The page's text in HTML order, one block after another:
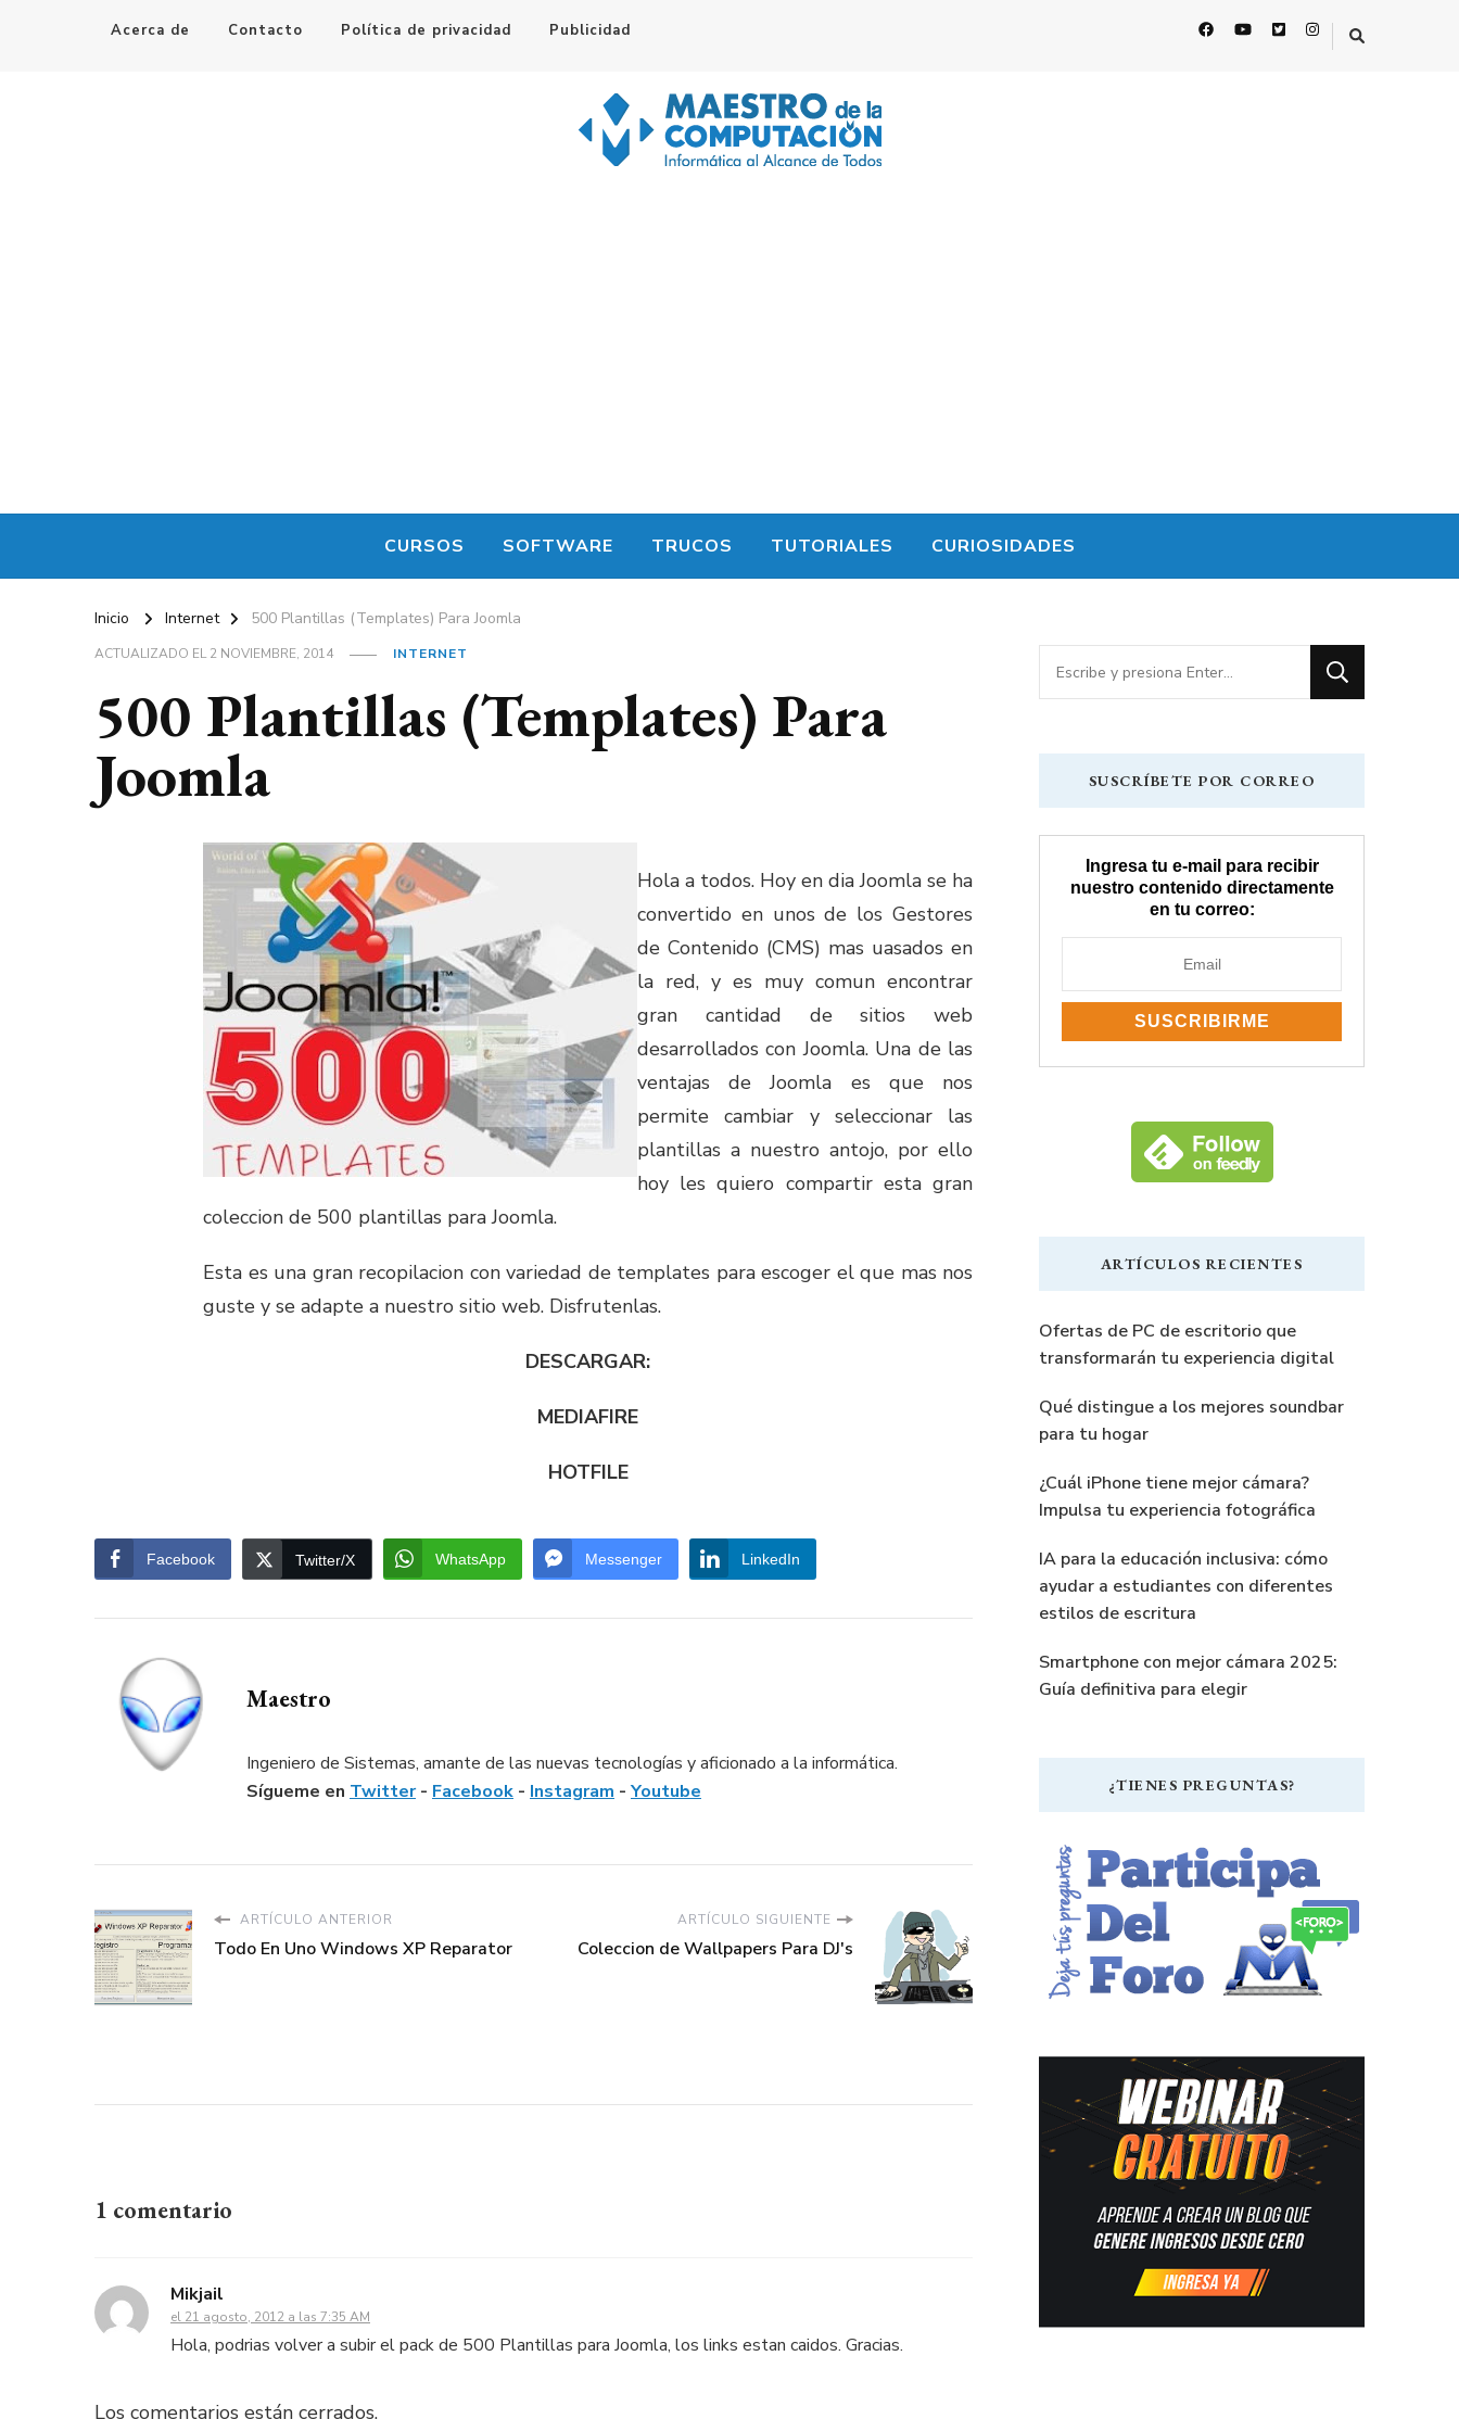
Acerca de Contacto Política de privacidad Publicidad
CURSOS SOFTWARE TRUCOS TUTORIALES CURIOSIDADES
Inicio Internet 500 Plantillas (Templates) Para Joomla
ACTUALIZADO EL2 NOVIEMBRE, 2014 INTERNET
500 Plantillas (Templates) Para
Joomla
Hola a todos. Hoy en dia Joomla se ha
convertido en unos de los Gestores
de Contenido (CMS) mas uasados en
la red, y es muy comun encontrar
gran cantidad de sitios web
desarrollados con Joomla. Una de las
ventajas de Joomla es que nos
permite cambiar y seleccionar las
plantillas a nuestro antojo, por ello
hoy les quiero compartir esta gran
coleccion de 500 plantillas para Joomla.
Esta es una gran recopilacion con variedad de templates para escoger el que mas nos
guste y se adapte a nuestro sitio web. Disfrutenlas.
DESCARGAR:
MEDIAFIRE
HOTFILE
Facebook Twitter/X WhatsApp Messenger LinkedIn
Maestro
Ingeniero de Sistemas, amante de las nuevas tecnologías y aficionado a la informática.
Sígueme en Twitter- Facebook - Instagram - Youtube
ARTÍCULO ANTERIOR
Todo En Uno Windows XP Reparator
ARTÍCULO SIGUIENTE
Coleccion de Wallpapers Para DJ's
1 comentario
Mikjail
el 21 agosto, 2012 a las 7:35 AM
Hola, podrias volver a subir el pack de 500 Plantillas para Joomla, los links estan caidos. Gracias.
Los comentarios están cerrados.
¿Buscas
algo?
SUSCRÍBETE POR CORREO
Ingresa tu e-mail para recibir
nuestro contenido directamente
en tu correo:
ARTÍCULOS RECIENTES
Ofertas de PC de escritorio que
transformarán tu experiencia digital
Qué distingue a los mejores soundbar
para tu hogar
¿Cuál iPhone tiene mejor cámara?
Impulsa tu experiencia fotográfica
IA para la educación inclusiva: cómo
ayudar a estudiantes con diferentes
estilos de escritura
Smartphone con mejor cámara 2025:
Guía definitiva para elegir
¿TIENES PREGUNTAS?